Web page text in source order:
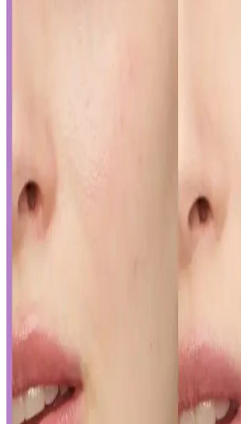
Yapay Zeka ile Kozmetik
Sunduğu Faydalar
deneyimine kadar birçok alanda devrim
Seçimi ve Uygulama Yöntemleri
Gözaltı kapatıcısı seçimi ve uygulama
yakalamak için hafif ürünler ve doğru
önemlidir. İnce katmanlar ve uygun tonlar ile
parlaklık sağlayabilirsiniz.